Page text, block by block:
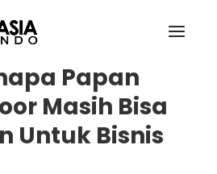
Papan
Masih Bisa
Untuk Bisnis